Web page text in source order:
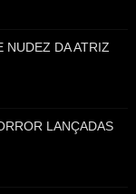
NUDEZ DA ATRIZ
LANÇADAS